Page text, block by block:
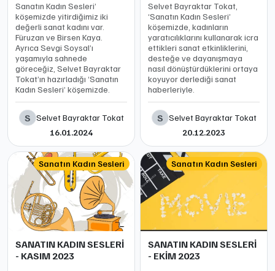
Sanatın Kadın Sesleri’
köşemizde yitirdiğimiz iki
değerli sanat kadını var.
Füruzan ve Birsen Kaya.
Ayrıca Sevgi Soysal’ı
yaşamıyla sahnede
göreceğiz, Selvet Bayraktar
Tokat’ın hazırladığı ‘Sanatın
Kadın Sesleri’ köşemizde.
S Selvet Bayraktar Tokat
16.01.2024
Selvet Bayraktar Tokat,
‘Sanatın Kadın Sesleri’
köşemizde, kadınların
yaratıcılıklarını kullanarak icra
ettikleri sanat etkinliklerini,
desteğe ve dayanışmaya
nasıl dönüştürdüklerini ortaya
koyuyor derlediği sanat
haberleriyle.
S Selvet Bayraktar Tokat
20.12.2023
Sanatın Kadın Sesleri
SANATIN KADIN SESLERİ
- KASIM 2023
Sanatın Kadın Sesleri
SANATIN KADIN SESLERİ
- EKİM 2023